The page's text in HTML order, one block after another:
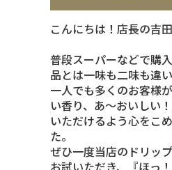
こんにちは！店長の吉田
普段スーパーなどで購
品とは一味も二味も違い
一人でも多くのお客様
い香り、あ～おいしい
いただけるよう心をこ
た。
ぜひ一度当店のドリッ
お試いただき、『ほっ